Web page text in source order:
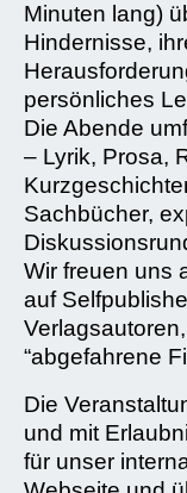
Minuten lang)
Hindernisse,
persönliches
Die Abende
– Lyrik, Prosa,
Sachbücher,
Wir freuen uns
auf
“abgefahrene
Die
und mit
für unser